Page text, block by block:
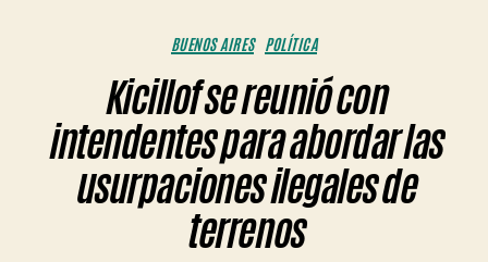
Categorías
BUENOS AIRES POLÍTICA
Kicillof se reunió con
intendentes para abordar las
usurpaciones ilegales de
terrenos